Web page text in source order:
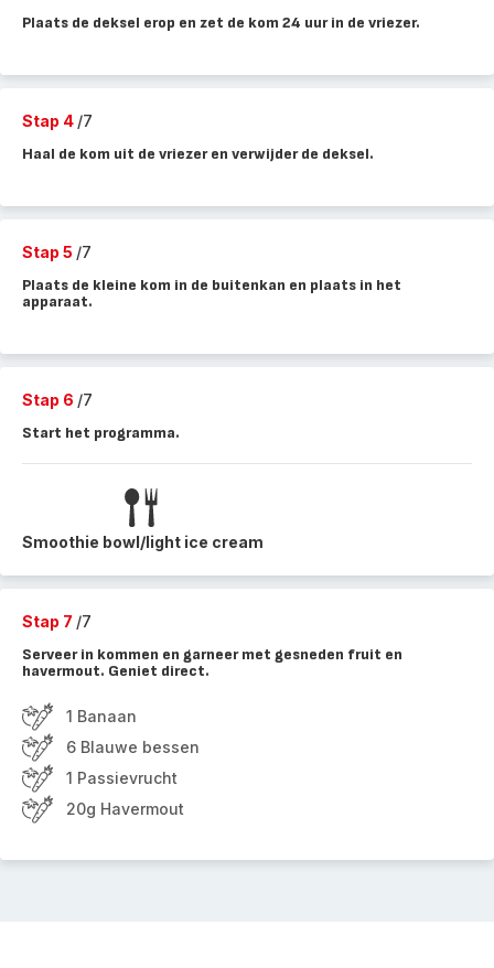
Plaats de deksel erop en zet de kom 24 uur in de vriezer.
Stap 4 /7
Haal de kom uit de vriezer en verwijder de deksel.
Stap 5 /7
Plaats de kleine kom in de buitenkan en plaats in het
apparaat.
Stap 6 /7
Start het programma.
Smoothie bowl/light ice cream
Stap 7 /7
Serveer in kommen en garneer met gesneden fruit en
havermout. Geniet direct.
1 Banaan
6 Blauwe bessen
1 Passievrucht
20g Havermout